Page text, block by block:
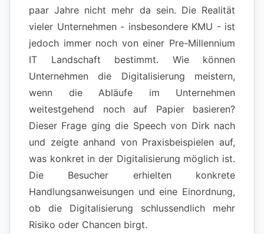
paar Jahre nicht mehr da sein. Die Realität
vieler Unternehmen - insbesondere KMU - ist
jedoch immer noch von einer Pre-Millennium
IT Landschaft bestimmt. Wie können
Unternehmen die Digitalisierung meistern,
wenn die Abläufe im Unternehmen
weitestgehend noch auf Papier basieren?
Dieser Frage ging die Speech von Dirk nach
und zeigte anhand von Praxisbeispielen auf,
was konkret in der Digitalisierung möglich ist.
Die Besucher erhielten konkrete
Handlungsanweisungen und eine Einordnung,
ob die Digitalisierung schlussendlich mehr
Risiko oder Chancen birgt.